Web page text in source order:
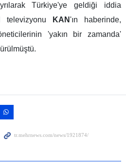
Türkiye'ye geldiği iddia
televizyonu
KAN'ın haberinde,
'yakın bir zamanda'